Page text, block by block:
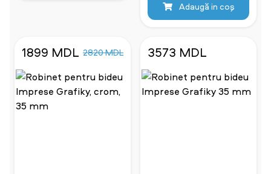
Adaugă in coş
1899 MDL 2820 MDL 3573 MDL